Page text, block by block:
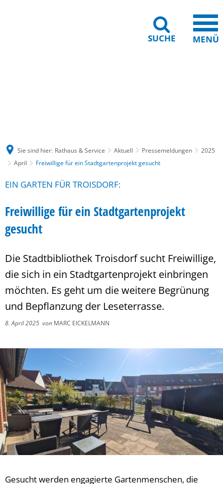
SUCHE MENÜ
Sie sind hier: Rathaus & Service Aktuell Pressemeldungen
2025
April
Freiwillige für ein Stadtgartenprojekt gesucht
EIN GARTEN FÜR TROISDORF:
Freiwillige für ein Stadtgartenprojekt
gesucht
Die Stadtbibliothek Troisdorf sucht Freiwillige,
die sich in ein Stadtgartenprojekt einbringen
möchten. Es geht um die weitere Begrünung
und Bepflanzung der Leseterrasse.
8. April 2025 von MARC EICKELMANN
Gesucht werden engagierte Gartenmenschen, die